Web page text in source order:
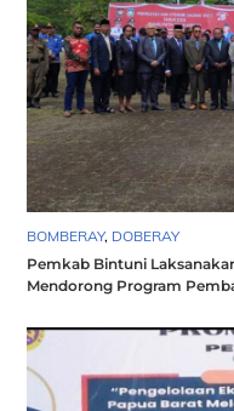
BOMBERAY, DOBERAY
Pemkab Bintuni
Mendorong Program